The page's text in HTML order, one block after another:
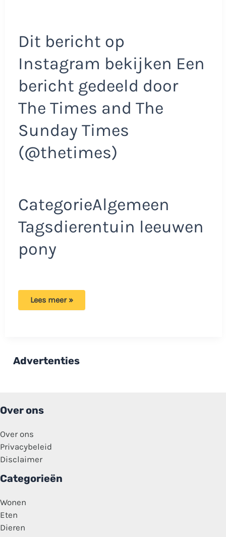
Dit bericht op
Instagram bekijken Een
bericht gedeeld door
The Times and The
Sunday Times
(@thetimes)
CategorieAlgemeen
Tagsdierentuin leeuwen
pony
Deense
dierentuin:
‘Voer
Lees meer »
Advertenties
Over ons
Over ons
Privacybeleid
Disclaimer
Categorieën
Wonen
Eten
Dieren